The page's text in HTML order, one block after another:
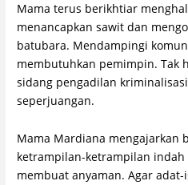
Mama terus berikhtiar
menancapkan sawit dan
batubara. Mendampingi
membutuhkan pemimpin. Tak
sidang pengadilan
seperjuangan.
Mama Mardiana mengajarkan
ketrampilan-ketrampilan indah
membuat anyaman. Agar